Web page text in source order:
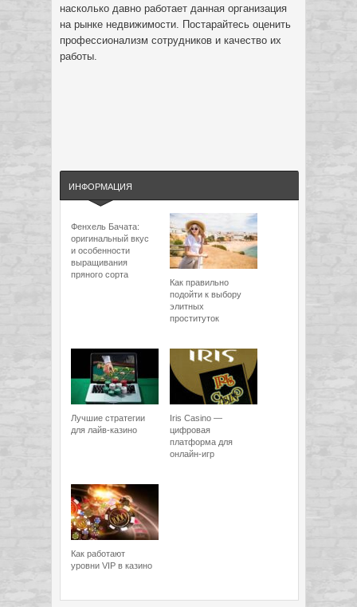
насколько давно работает данная организация
на рынке недвижимости. Постарайтесь оценить
профессионализм сотрудников и качество их
работы.
ИНФОРМАЦИЯ
Фенхель Бачата:
оригинальный вкус
и особенности
выращивания
пряного сорта
Как правильно
подойти к выбору
элитных
проституток
Лучшие стратегии
для лайв-казино
Iris Casino —
цифровая
платформа для
онлайн-игр
Как работают
уровни VIP в казино